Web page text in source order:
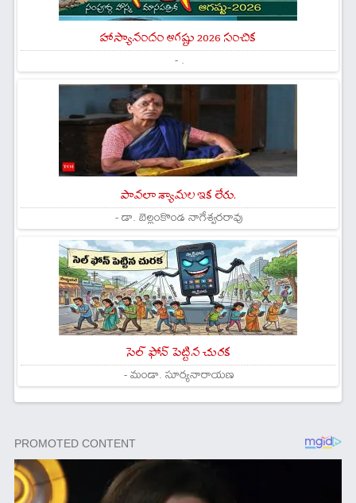
హాస్యానందం ఆగష్టు 2026 సంచిక
- .
పావలా శ్యామల ఇక లేరు.
- డా. బెల్లంకొండ నాగేశ్వరరావు
సెల్ ఫోన్ పెట్టిన చురక
- మండా. సూర్యనారాయణ